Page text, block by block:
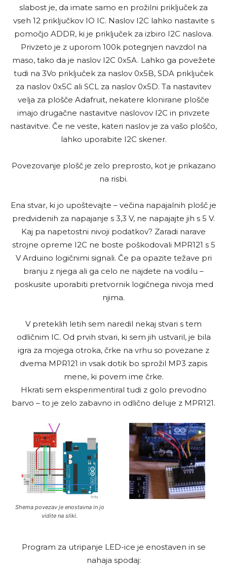
slabost je, da imate samo en prožilni priključek za
vseh 12 priključkov IO IC. Naslov I2C lahko nastavite s
pomočjo ADDR, ki je priključek za izbiro I2C naslova.
Privzeto je z uporom 100k potegnjen navzdol na
maso, tako da je naslov I2C 0x5A. Lahko ga povežete
tudi na 3Vo priključek za naslov 0x5B, SDA priključek
za naslov 0x5C ali SCL za naslov 0x5D. Ta nastavitev
velja za plošče Adafruit, nekatere klonirane plošče
imajo drugačne nastavitve naslovov I2C in privzete
nastavitve. Če ne veste, kateri naslov je za vašo ploščo,
lahko uporabite I2C skener.
Povezovanje plošč je zelo preprosto, kot je prikazano
na risbi.
Ena stvar, ki jo upoštevajte – večina napajalnih plošč je
predvidenih za napajanje s 3,3 V, ne napajajte jih s 5 V.
Kaj pa napetostni nivoji podatkov? Zaradi narave
strojne opreme I2C ne boste poškodovali MPR121 s 5
V Arduino logičnimi signali. Če pa opazite težave pri
branju z njega ali ga celo ne najdete na vodilu –
poskusite uporabiti pretvornik logičnega nivoja med
njima.
V preteklih letih sem naredil nekaj stvari s tem
odličnim IC. Od prvih stvari, ki sem jih ustvaril, je bila
igra za mojega otroka, črke na vrhu so povezane z
dvema MPR121 in vsak dotik bo sprožil MP3 zapis
mene, ki povem ime črke.
Hkrati sem eksperimentiral tudi z golo prevodno
barvo – to je zelo zabavno in odlično deluje z MPR121.
Shema povezav je enostavna in jo
vidite na sliki.
Program za utripanje LED-ice je enostaven in se
nahaja spodaj: